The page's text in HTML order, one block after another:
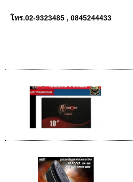
โทร.02-9323485 , 0845244433